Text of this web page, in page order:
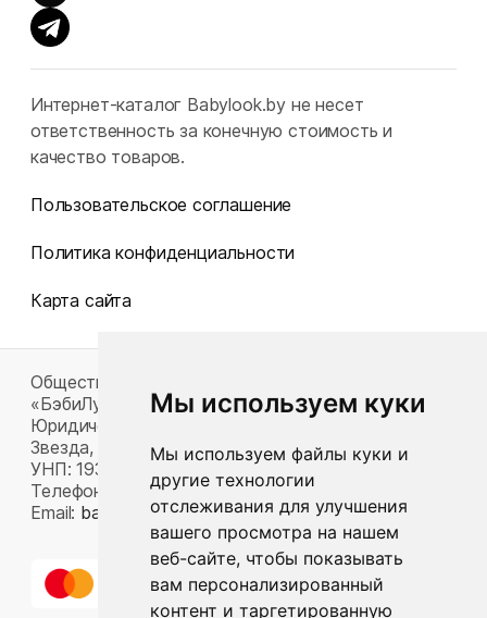
Мы используем куки
Мы используем файлы куки и
другие технологии
отслеживания для улучшения
вашего просмотра на нашем
веб-сайте, чтобы показывать
вам персонализированный
контент и таргетированную
Интернет-каталог Babylook.by не несет
ответственность за конечную стоимость и
качество товаров.
Пользовательское соглашение
Политика конфиденциальности
Карта сайта
Общество с ограниченной ответственностью
«БэбиЛук»
Юридический адрес: 220117, г. Минск, пр-т Газеты
Звезда, д. 16, пом. 52
УНП: 193815124
Телефон:
+375 33 392 66 63
Email: babylook.gm@gmail.com .